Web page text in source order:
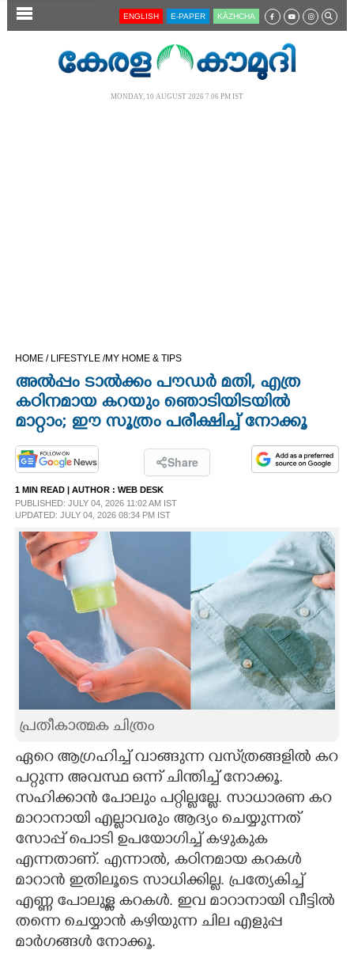
SECTIONS
OPINION
PHOTOS
LIFESTYLE
SPIRITUAL
ART
CARTOONS
LITERATURE
ZOOM
CONTACT US
ENGLISH E-PAPER KĀZHCHA
MONDAY, 10 AUGUST 2026 7.06 PM IST
HOME / LIFESTYLE /MY HOME & TIPS
അൽപ്പം ടാൽക്കം പൗഡർ മതി, എത്ര
കഠിനമായ കറയും ഞൊടിയിടയിൽ
മാറ്റാം; ഈ സൂത്രം പരീക്ഷിച്ച് നോക്കൂ
Share
1 MIN READ | AUTHOR : WEB DESK
PUBLISHED: JULY 04, 2026 11:02 AM IST
UPDATED: JULY 04, 2026 08:34 PM IST
പ്രതീകാത്മക ചിത്രം
ഏറെ ആഗ്രഹിച്ച് വാങ്ങുന്ന വസ്‌ത്രങ്ങളിൽ കറ
പറ്റുന്ന അവസ്ഥ ഒന്ന് ചിന്തിച്ച് നോക്കൂ.
സഹിക്കാൻ പോലും പറ്റില്ലല്ലേ. സാധാരണ കറ
മാറാനായി എല്ലാവരും ആദ്യം ചെയ്യുന്നത്
സോപ്പ് പൊടി ഉപയോഗിച്ച് കഴുകുക
എന്നതാണ്. എന്നാൽ, കഠിനമായ കറകൾ
മാറാൻ ഇതിലൂടെ സാധിക്കില്ല. പ്രത്യേകിച്ച്
എണ്ണ പോലുള്ള കറകൾ. ഇവ മാറാനായി വീട്ടിൽ
തന്നെ ചെയ്യാൻ കഴിയുന്ന ചില എളുപ്പ
മാർഗങ്ങൾ നോക്കൂ.